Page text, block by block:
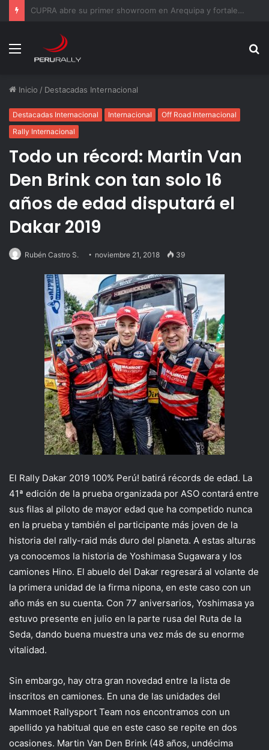
Ford Perú recibe a los estudiantes del programa Forden una jornada práctica sobre datos y tecnología
Menú
Inicio / Destacadas Internacional
Destacadas Internacional Internacional
Off Road Internacional
Rally Internacional
Todo un récord: Martin Van
Den Brink con tan solo 16
años de edad disputará el
Dakar 2019
Rubén Castro S. noviembre 21, 2018 39
El Rally Dakar 2019 100% Perú! batirá récords de edad. La
41ª edición de la prueba organizada por ASO contará entre
sus filas al piloto de mayor edad que ha competido nunca
en la prueba y también el participante más joven de la
historia del rally-raid más duro del planeta. A estas alturas
ya conocemos la historia de Yoshimasa Sugawara y los
camiones Hino. El abuelo del Dakar regresará al volante de
la primera unidad de la firma nipona, en este caso con un
año más en su cuenta. Con 77 aniversarios, Yoshimasa ya
estuvo presente en julio en la parte rusa del Ruta de la
Seda, dando buena muestra una vez más de su enorme
vitalidad.
Sin embargo, hay otra gran novedad entre la lista de
inscritos en camiones. En una de las unidades del
Mammoet Rallysport Team nos encontramos con un
apellido ya habitual que en este caso se repite en dos
ocasiones. Martin Van Den Brink (48 años, undécima